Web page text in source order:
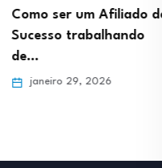
Como ser um Afiliado de
Sucesso trabalhando
de…
janeiro 29, 2026